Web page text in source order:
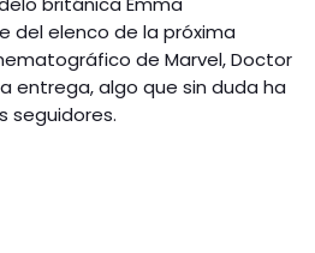
del elenco de la próxima
de Marvel, Doctor
entrega, algo que sin duda ha
seguidores.